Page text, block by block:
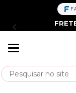
Busca